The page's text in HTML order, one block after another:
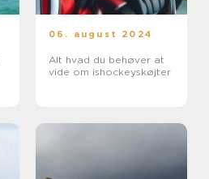
06. august 2024
Alt hvad du behøver at
vide om ishockeyskøjter